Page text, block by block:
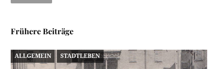
Frühere Beiträge
ALLGEMEIN STADTLEBEN